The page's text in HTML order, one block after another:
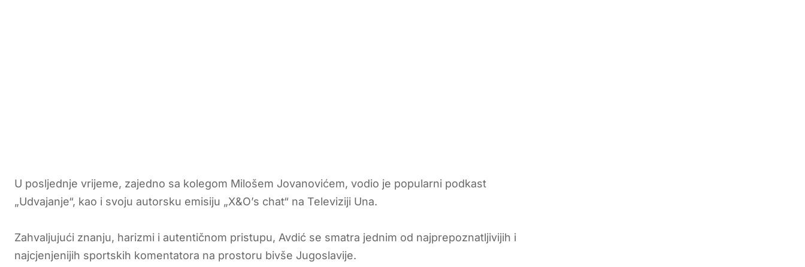
U posljednje vrijeme, zajedno sa kolegom Milošem Jovanovićem, vodio je popularni podkast
„Udvajanje“, kao i svoju autorsku emisiju „X&O’s chat“ na Televiziji Una.
Zahvaljujući znanju, harizmi i autentičnom pristupu, Avdić se smatra jednim od najprepoznatljivijih i
najcjenjenijih sportskih komentatora na prostoru bivše Jugoslavije.